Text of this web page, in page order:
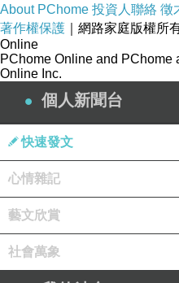
About PChome 投資人聯絡 徵
著作權保護 ｜網路家庭版權所
Online
PChome Online and PChome
Online Inc.
個人新聞台
快速發文
心情雜記
藝文欣賞
社會萬象